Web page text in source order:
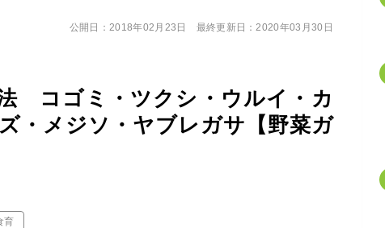
コゴミ・ツクシ・ウルイ・カ
・メジソ・ヤブレガサ【野菜ガ
育
公開日：2018年02月23日 最終更新日：2020年03月30日